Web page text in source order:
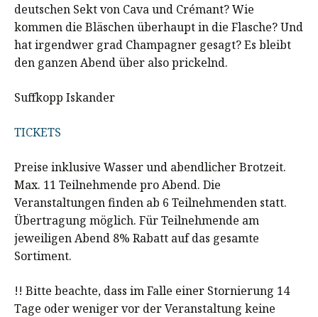
deutschen Sekt von Cava und Crémant? Wie
kommen die Bläschen überhaupt in die Flasche? Und
hat irgendwer grad Champagner gesagt? Es bleibt
den ganzen Abend über also prickelnd.
Suffkopp Iskander
TICKETS
Preise inklusive Wasser und abendlicher Brotzeit.
Max. 11 Teilnehmende pro Abend. Die
Veranstaltungen finden ab 6 Teilnehmenden statt.
Übertragung möglich. Für Teilnehmende am
jeweiligen Abend 8% Rabatt auf das gesamte
Sortiment.
!! Bitte beachte, dass im Falle einer Stornierung 14
Tage oder weniger vor der Veranstaltung keine